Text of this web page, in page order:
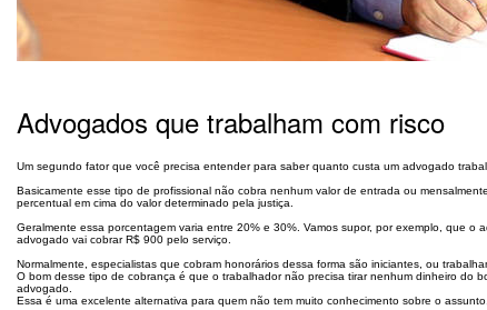
Advogados que trabalham com risco
Um segundo fator que você precisa entender para saber quanto custa um advogado
Basicamente esse tipo de profissional não cobra nenhum valor de entrada ou
percentual em cima do valor determinado pela justiça.
Geralmente essa porcentagem varia entre 20% e 30%. Vamos supor, por exemplo, que
advogado vai cobrar R$ 900 pelo serviço.
Normalmente, especialistas que cobram honorários dessa forma são iniciantes, ou
O bom desse tipo de cobrança é que o trabalhador não precisa tirar nenhum dinheiro
advogado.
Essa é uma excelente alternativa para quem não tem muito conhecimento sobre o